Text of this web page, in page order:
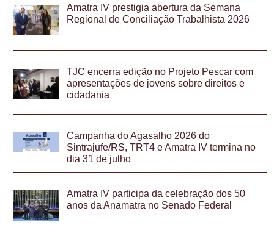
Amatra IV prestigia abertura da Semana
Regional de Conciliação Trabalhista 2026
TJC encerra edição no Projeto Pescar com
apresentações de jovens sobre direitos e
cidadania
Campanha do Agasalho 2026 do
Sintrajufe/RS, TRT4 e Amatra IV termina no
dia 31 de julho
Amatra IV participa da celebração dos 50
anos da Anamatra no Senado Federal